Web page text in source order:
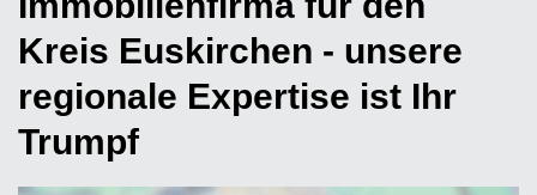
Kreis Euskirchen - unsere
regionale Expertise ist Ihr
Trumpf